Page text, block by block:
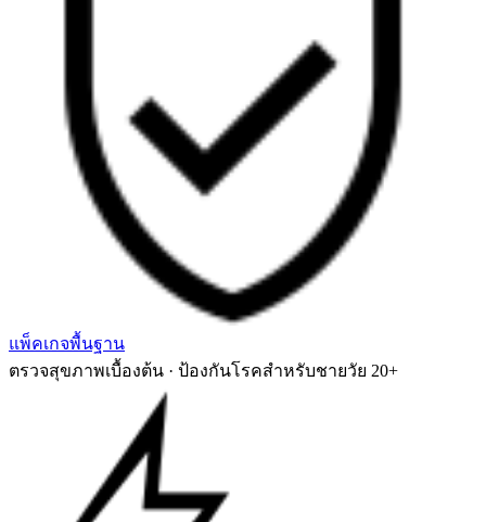
แพ็คเกจพื้นฐาน
ตรวจสุขภาพเบื้องต้น · ป้องกันโรคสำหรับชายวัย 20+